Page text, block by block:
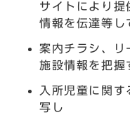
サイトにより提
情報を伝達等し
案内チラシ、リ
施設情報を把握
入所児童に関
写し